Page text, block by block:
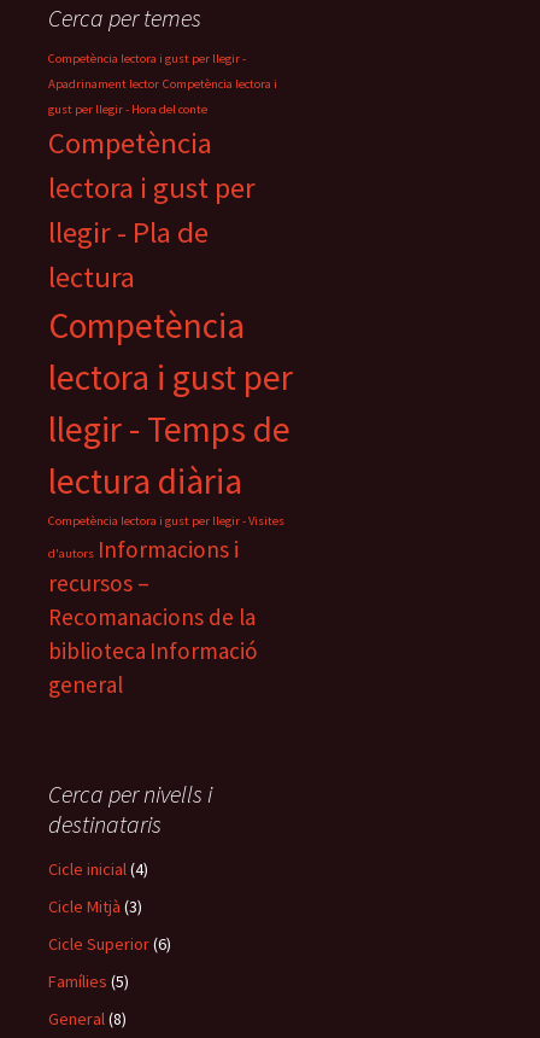
:Cerca per temes
Competència lectora i gust per llegir -
Apadrinament lector Competència lectora i
gust per llegir - Hora del conte
Competència
lectora i gust per
llegir - Pla de
lectura
Competència
lectora i gust per
llegir - Temps de
lectura diària
Competència lectora i gust per llegir - Visites
d'autors Informacions i
recursos –
Recomanacions de la
biblioteca Informació
general
Cerca per nivells i
destinataris
Cicle inicial(4)
Cicle Mitjà (3)
Cicle Superior(6)
Famílies (5)
General(8)